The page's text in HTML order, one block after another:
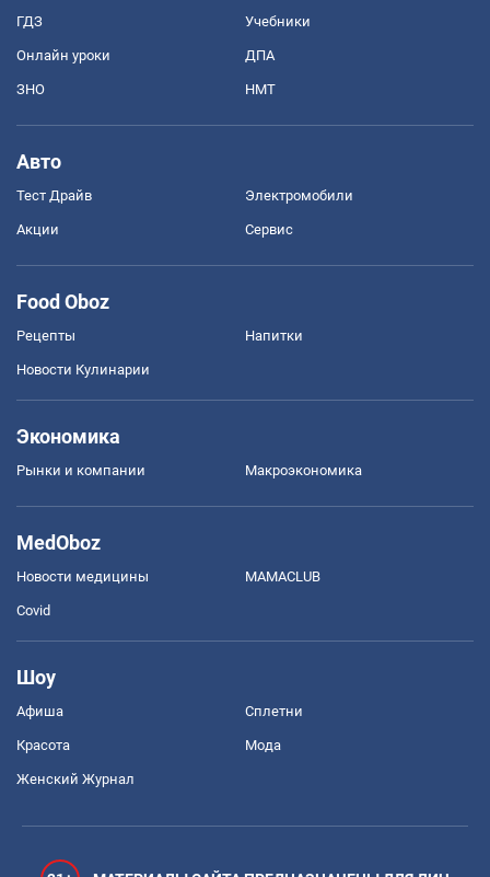
ГДЗ Учебники
Онлайн уроки ДПА
ЗНО НМТ
Авто
Тест Драйв Электромобили
Акции Сервис
Food Oboz
Рецепты Напитки
Новости Кулинарии
Экономика
Рынки и компании Mакроэкономика
MedOboz
Новости медицины MAMACLUB
Covid
Шоу
Афиша Сплетни
Красота Мода
Женский Журнал